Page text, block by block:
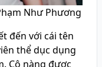
Như Phương
đến với cái tên
thể dục dụng
Cô nàng được